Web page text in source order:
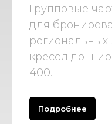
Групповые
для
кресел до
400.
Подробнее